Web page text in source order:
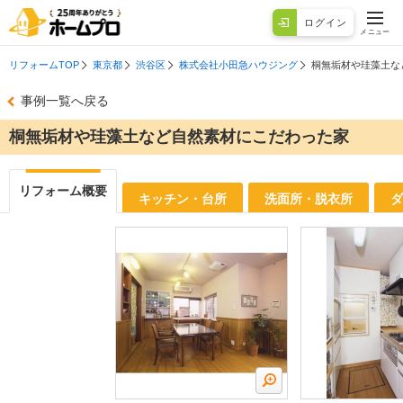
ログイン
メニュー
リフォームTOP 東京都 渋谷区 株式会社小田急ハウジング 桐無垢材や珪藻土
事例一覧へ戻る
桐無垢材や珪藻土など自然素材にこだわった家
リフォーム概要
キッチン・台所 洗面所・脱衣所